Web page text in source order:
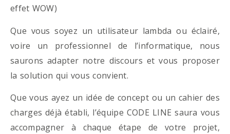
effet WOW)
Que vous soyez un utilisateur lambda ou éclairé,
voire un professionnel de l’informatique, nous
saurons adapter notre discours et vous proposer
la solution qui vous convient.
Que vous ayez un idée de concept ou un cahier des
charges déjà établi, l’équipe CODE LINE saura vous
accompagner à chaque étape de votre projet,